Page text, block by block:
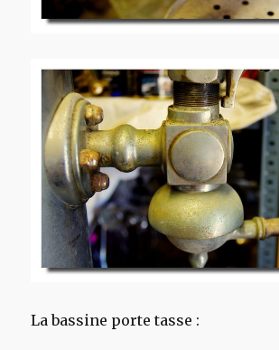
La bassine porte tasse :